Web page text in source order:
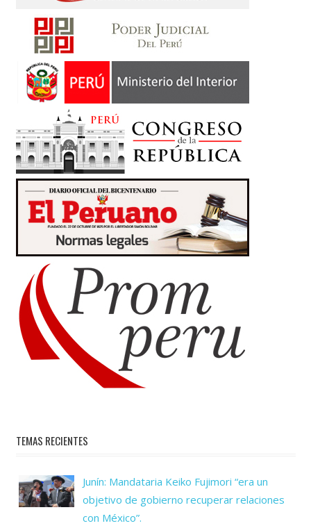
TEMAS RECIENTES
Junín: Mandataria Keiko Fujimori “era un
objetivo de gobierno recuperar relaciones
con México”.